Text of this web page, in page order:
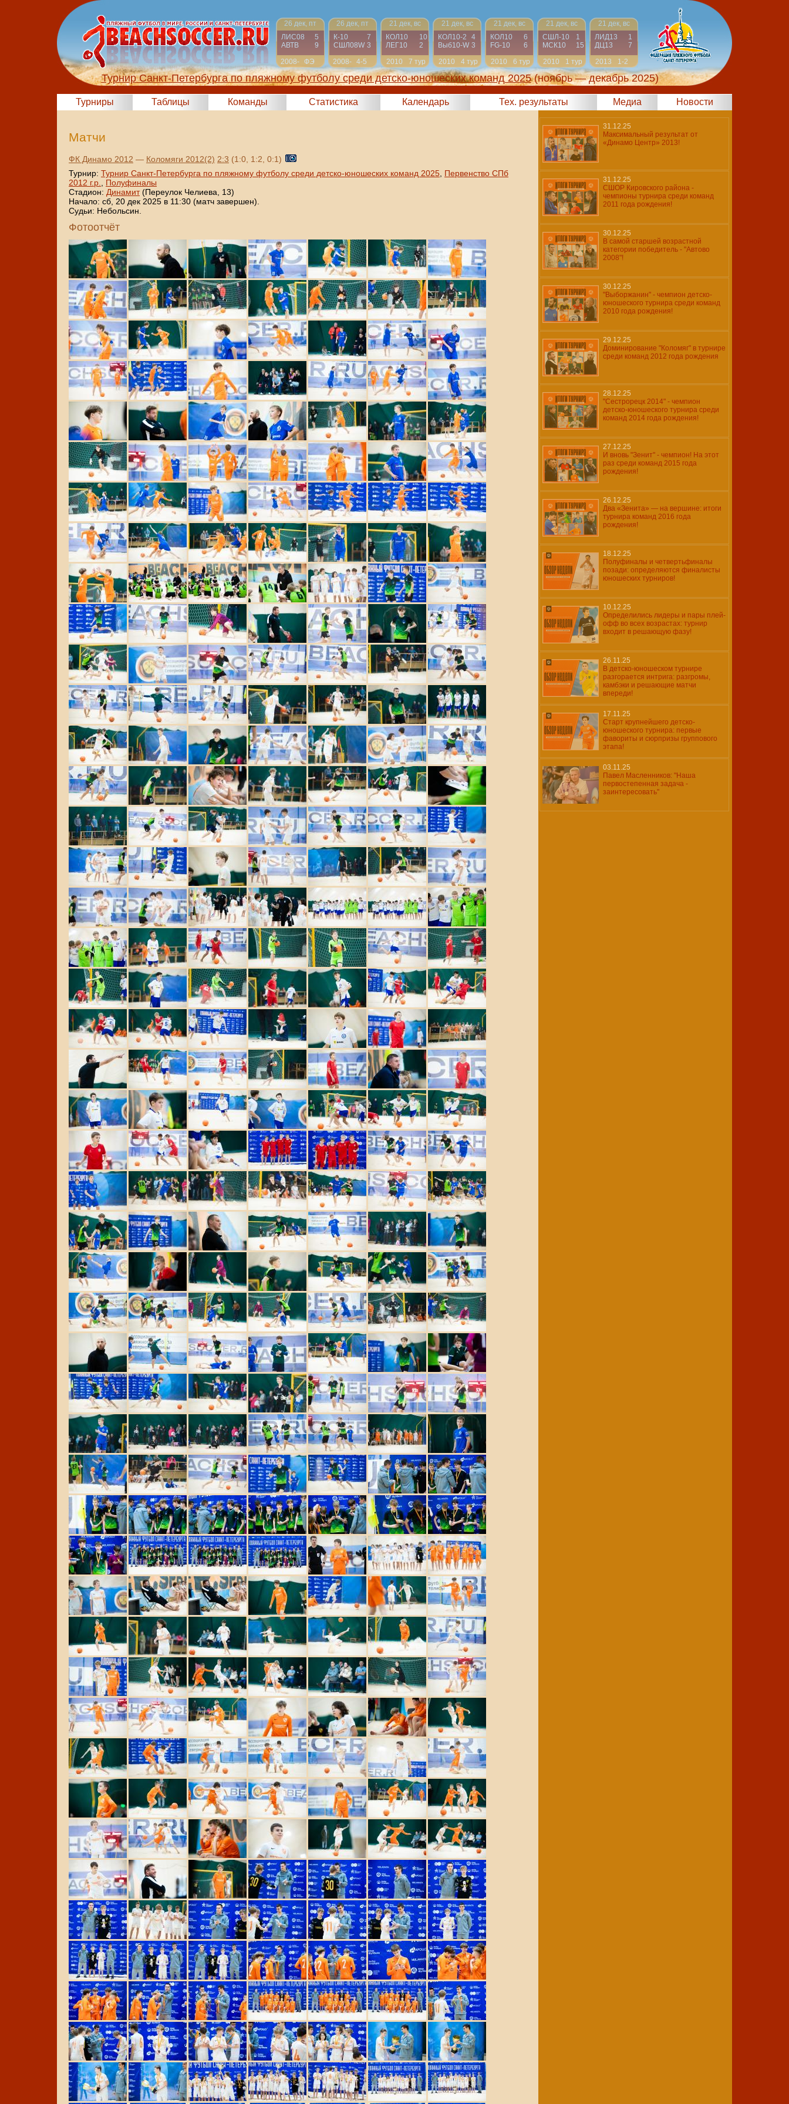
26 дек, пт
ЛИС08
5
АВТВ
9
2008-
2009
ФЭ
26 дек, пт
К-10
7
СШЛ08W 3
2008-
2009
4-5
21 дек, вс
КОЛ10
10
ЛЕГ10
2
2010
7 тур
21 дек, вс
КОЛ10-2
4
Выб10-W 3
2010
4 тур
21 дек, вс
КОЛ10
6
FG-10
6
2010
6 тур
21 дек, вс
СШЛ-10
1
МСК10
15
2010
1 тур
21 дек, вс
ЛИД13
1
ДЦ13
7
2013
1-2
Турнир Санкт-Петербурга по пляжному футболу среди детско-юношеских команд 2025 (ноябрь — декабрь 2025)
Турниры Таблицы Команды Статистика Календарь Тех. результаты Медиа Новости
Матчи
ФК Динамо 2012 — Коломяги 2012(2) 2:3 (1:0, 1:2, 0:1)
Турнир: Турнир Санкт-Петербурга по пляжному футболу среди детско-юношеских команд 2025 Первенство СПб
2012 г.р.
Полуфиналы
Стадион: Динамит(Переулок Челиева, 13)
Начало: сб, 20 дек 2025 в 11:30 (матч завершен).
Судьи: Небольсин.
Фотоотчёт
31.12.25
Максимальный результат от
«Динамо Центр» 2013!
31.12.25
СШОР Кировского района -
чемпионы турнира среди команд
2011 года рождения!
30.12.25
В самой старшей возрастной
категории победитель - "Автово
2008"!
30.12.25
"Выборжанин" - чемпион детско-
юношеского турнира среди команд
2010 года рождения!
29.12.25
Доминирование "Коломяг" в турнире
среди команд 2012 года рождения
28.12.25
"Сестрорецк 2014" - чемпион
детско-юношеского турнира среди
команд 2014 года рождения!
27.12.25
И вновь "Зенит" - чемпион! На этот
раз среди команд 2015 года
рождения!
26.12.25
Два «Зенита» — на вершине: итоги
турнира команд 2016 года
рождения!
18.12.25
Полуфиналы и четвертьфиналы
позади: определяются финалисты
юношеских турниров!
10.12.25
Определились лидеры и пары плей-
офф во всех возрастах: турнир
входит в решающую фазу!
26.11.25
В детско-юношеском турнире
разгорается интрига: разгромы,
камбэки и решающие матчи
впереди!
17.11.25
Старт крупнейшего детско-
юношеского турнира: первые
фавориты и сюрпризы группового
этапа!
03.11.25
Павел Масленников: "Наша
первостепенная задача -
заинтересовать"